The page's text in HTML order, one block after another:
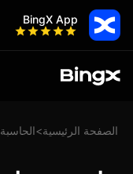
BingX App
الصفحة الرئيسية>الحاسبة